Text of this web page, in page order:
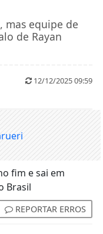
mas equipe de
de Rayan
12/12/2025 09:59
REPORTAR ERROS